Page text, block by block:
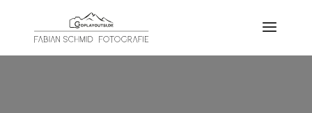
AUF FOTOTOUR IN ABISKO – DIE
SUCHE NACH DEM LICHT